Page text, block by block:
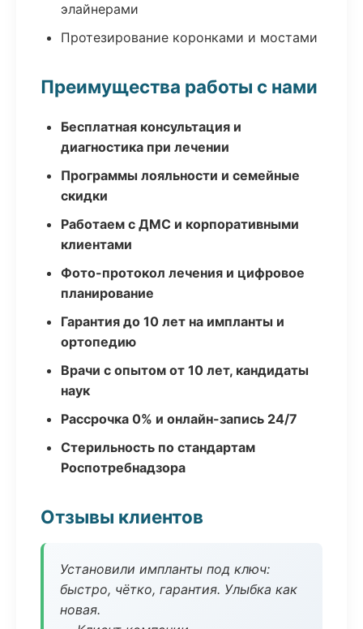
элайнерами
Протезирование коронками и мостами
Преимущества работы с нами
Бесплатная консультация и
диагностика при лечении
Программы лояльности и семейные
скидки
Работаем с ДМС и корпоративными
клиентами
Фото-протокол лечения и цифровое
планирование
Гарантия до 10 лет на импланты и
ортопедию
Врачи с опытом от 10 лет, кандидаты
наук
Рассрочка 0% и онлайн-запись 24/7
Стерильность по стандартам
Роспотребнадзора
Отзывы клиентов
Установили импланты под ключ:
быстро, чётко, гарантия. Улыбка как
новая.